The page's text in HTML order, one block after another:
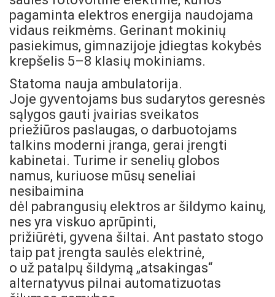
pagaminta elektros energija naudojama
vidaus reikmėms. Gerinant mokinių
pasiekimus, gimnazijoje įdiegtas kokybės
krepšelis 5–8 klasių mokiniams.
Statoma nauja ambulatorija.
Joje gyventojams bus sudarytos geresnės
sąlygos gauti įvairias sveikatos
priežiūros paslaugas, o darbuotojams
talkins moderni įranga, gerai įrengti
kabinetai. Turime ir senelių globos
namus, kuriuose mūsų seneliai
nesibaimina
dėl pabrangusių elektros ar šildymo kainų,
nes yra viskuo aprūpinti,
prižiūrėti, gyvena šiltai. Ant pastato stogo
taip pat įrengta saulės elektrinė,
o už patalpų šildymą „atsakingas“
alternatyvus pilnai automatizuotas